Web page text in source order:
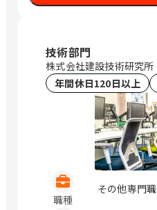
技術部門
株式会社建設技術研究所
年間休日120日以上
職種
その他専門職